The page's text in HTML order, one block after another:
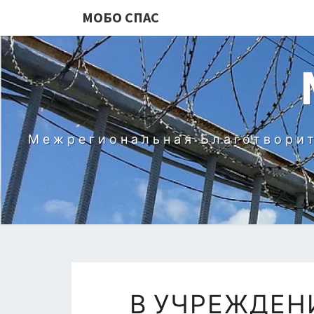
МОБО СПАС
Межрегиональная
В